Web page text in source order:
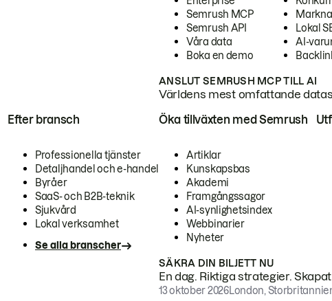
Semrush MCP
Semrush API
Våra data
Boka en demo
Lokal
AI-
ANSLUT SEMRUSH MCP TILL AI
Världens mest omfattande
Efter bransch
Professionella tjänster
Detaljhandel och e-handel
Byråer
SaaS- och B2B-teknik
Sjukvård
Lokal verksamhet
Se alla branscher
Öka tillväxten med Semrush
Artiklar
Kunskapsbas
Akademi
Framgångssagor
AI-synlighetsindex
Webbinarier
Nyheter
SÄKRA DIN BILJETT NU
En dag. Riktiga strategier.
13 oktober 2026London,